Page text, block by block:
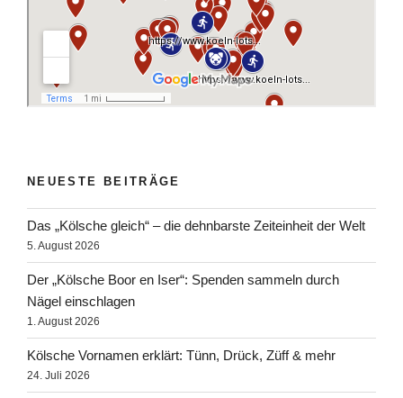
NEUESTE BEITRÄGE
Das „Kölsche gleich“ – die dehnbarste Zeiteinheit der Welt
5. August 2026
Der „Kölsche Boor en Iser“: Spenden sammeln durch
Nägel einschlagen
1. August 2026
Kölsche Vornamen erklärt: Tünn, Drück, Züff & mehr
24. Juli 2026